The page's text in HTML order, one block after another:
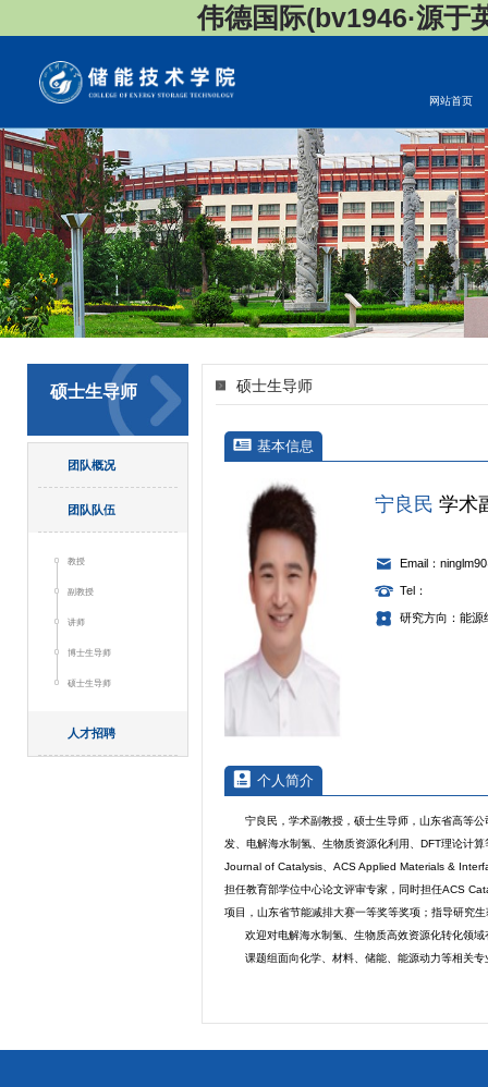
伟德国际(bv1946·源
网站首页
硕士生导师
团队概况
团队队伍
教授
副教授
讲师
博士生导师
硕士生导师
人才招聘
硕士生导师
基本信息
宁良民 学术
Email：
Tel：
研究方向：能源
个人简介
宁良民，学术副教授，硕士生导师，山东省高等
发、电解海水制氢、生物质资源化利用、DFT理论计
Journal of Catalysis、ACS Applied Materials &
担任教育部学位中心论文评审专家，同时担任ACS
项目，山东省节能减排大赛一等奖等奖项；指导研究
欢迎对电解海水制氢、生物质高效资源化转化领
课题组面向化学、材料、储能、能源动力等相关